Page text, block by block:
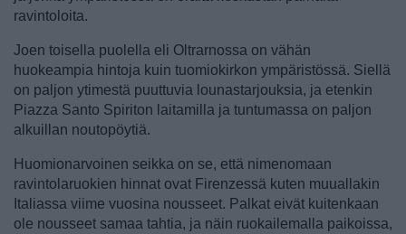
ravintoloita.
Joen toisella puolella eli Oltrarnossa on vähän
huokeampia hintoja kuin tuomiokirkon ympäristössä. Siellä
on paljon ytimestä puuttuvia lounastarjouksia, ja etenkin
Piazza Santo Spiriton laitamilla ja tuntumassa on paljon
alkuillan noutopöytiä.
Huomionarvoinen seikka on se, että nimenomaan
ravintolaruokien hinnat ovat Firenzessä kuten muuallakin
Italiassa viime vuosina nousseet. Palkat eivät kuitenkaan
ole nousseet samaa tahtia, ja näin ruokailemalla paikoissa,